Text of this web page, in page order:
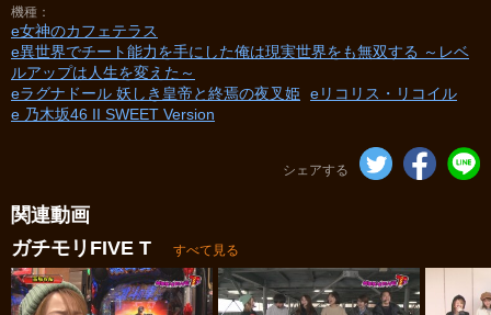
機種
e女神のカフェテラス
e異世界でチート能力を手にした俺は現実世界をも無双する ～レベ
ルアップは人生を変えた～
eラグナドール 妖しき皇帝と終焉の夜叉姫 eリコリス・リコイル
e 乃木坂46 II SWEET Version
シェアする
関連動画
ガチモリFIVE T
すべて見る